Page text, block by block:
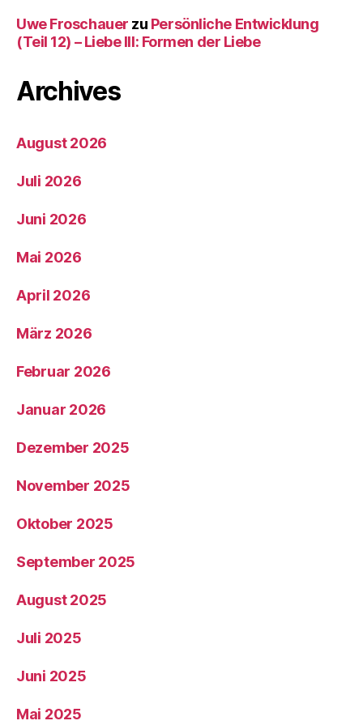
Uwe Froschauer zu Persönliche Entwicklung
(Teil 12) – Liebe III: Formen der Liebe
Archives
August 2026
Juli 2026
Juni 2026
Mai 2026
April 2026
März 2026
Februar 2026
Januar 2026
Dezember 2025
November 2025
Oktober 2025
September 2025
August 2025
Juli 2025
Juni 2025
Mai 2025